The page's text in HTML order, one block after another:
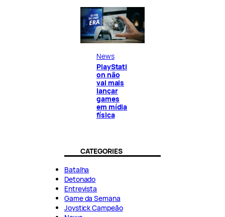
News
PlayStati
on não
vai mais
lançar
games
em mídia
física
CATEGORIES
Batalha
Detonado
Entrevista
Game da Semana
Joystick Campeão